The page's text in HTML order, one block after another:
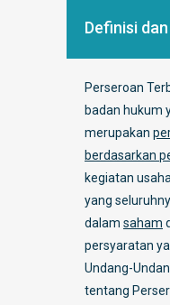
Definisi
Perseroan
badan hukum
merupakan
berdasarkan
kegiatan
yang
dalam saham
persyaratan
Undang-
tentang